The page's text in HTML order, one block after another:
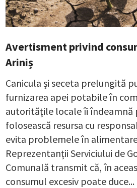
Avertisment privind
Ariniș
Canicula și seceta prelungită
furnizarea apei potabile în
autoritățile locale îi îndeamnă
folosească resursa cu
evita problemele în
Reprezentanții Serviciului de
Comunală transmit că, în
consumul excesiv poate duce